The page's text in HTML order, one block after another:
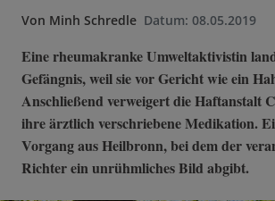
Von Minh Schredle Datum: 08.05.2019
Eine rheumakranke Umweltaktivistin
Gefängnis, weil sie vor Gericht wie ein
Anschließend verweigert die Haftanstalt
ihre ärztlich verschriebene Medikation.
Vorgang aus Heilbronn, bei dem der
Richter ein unrühmliches Bild abgibt.